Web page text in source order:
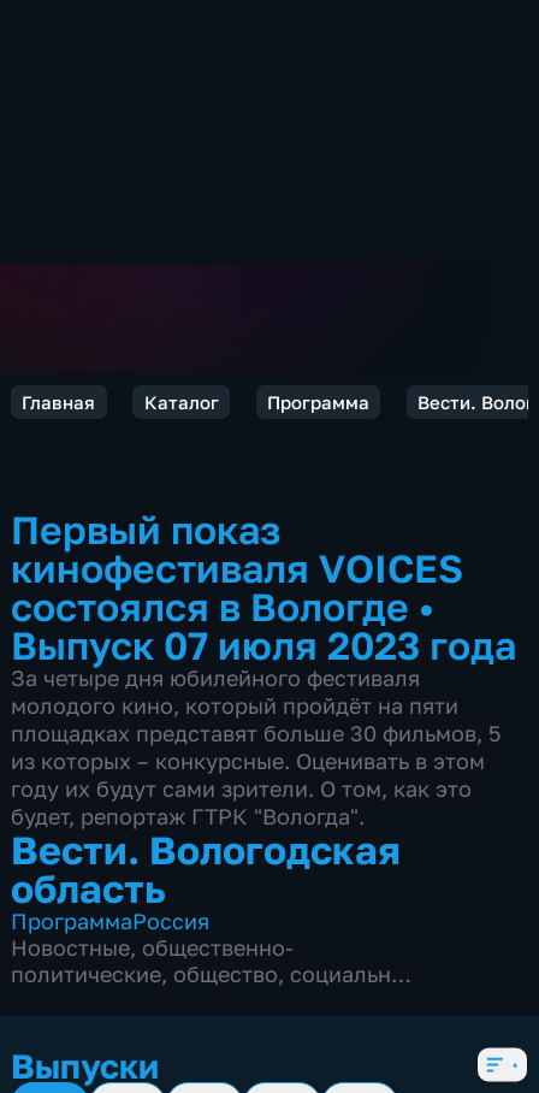
Главная Каталог Программа Вести.
Первый показ
кинофестиваля VOICES
состоялся в Вологде •
Выпуск 07 июля 2023 года
За четыре дня юбилейного фестиваля
молодого кино, который пройдёт на пяти
площадках представят больше 30 фильмов, 5
из которых – конкурсные. Оценивать в этом
году их будут сами зрители. О том, как это
будет, репортаж ГТРК "Вологда".
Вести. Вологодская
область
ПрограммаРоссия
Новостные, общественно-
политические, общество, социально-
Выпуски